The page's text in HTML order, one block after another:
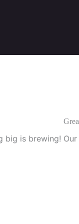
big is brewing!